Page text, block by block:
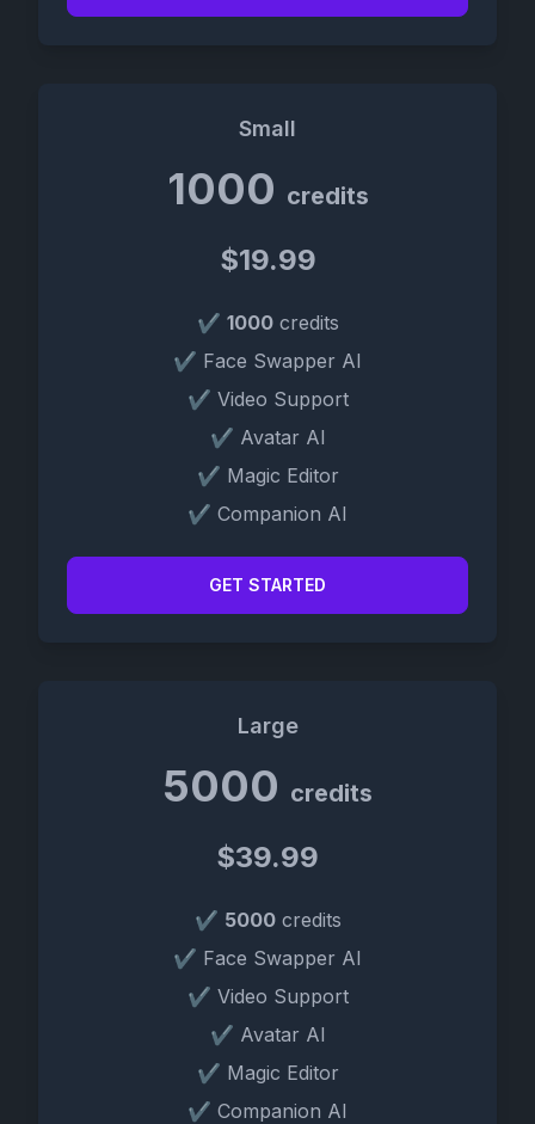
Small
1000 credits
$19.99
✔ 1000credits
✔ Face Swapper AI
✔ Video Support
✔ Avatar AI
✔ Magic Editor
✔ Companion AI
GET STARTED
Large
5000 credits
$39.99
✔ 5000credits
✔ Face Swapper AI
✔ Video Support
✔ Avatar AI
✔ Magic Editor
✔ Companion AI